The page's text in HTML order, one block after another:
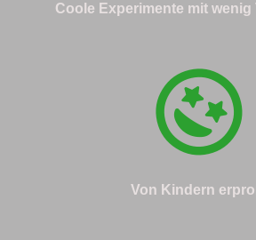
Coole Experimente mit
Von Kindern